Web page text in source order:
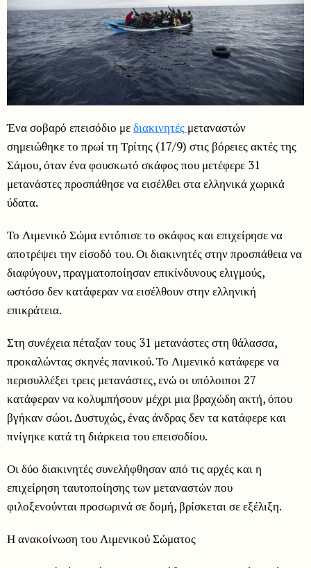
Ένα σοβαρό επεισόδιο μεδιακινητές μεταναστών
σημειώθηκε το πρωί τη Τρίτης (17/9) στις βόρειες ακτές της
Σάμου, όταν ένα φουσκωτό σκάφος που μετέφερε 31
μετανάστες προσπάθησε να εισέλθει στα ελληνικά χωρικά
ύδατα.
Το Λιμενικό Σώμα εντόπισε το σκάφος και επιχείρησε να
αποτρέψει την είσοδό του. Οι διακινητές στην προσπάθεια να
διαφύγουν, πραγματοποίησαν επικίνδυνους ελιγμούς,
ωστόσο δεν κατάφεραν να εισέλθουν στην ελληνική
επικράτεια.
Στη συνέχεια πέταξαν τους 31 μετανάστες στη θάλασσα,
προκαλώντας σκηνές πανικού. Το Λιμενικό κατάφερε να
περισυλλέξει τρεις μετανάστες, ενώ οι υπόλοιποι 27
κατάφεραν να κολυμπήσουν μέχρι μια βραχώδη ακτή, όπου
βγήκαν σώοι. Δυστυχώς, ένας άνδρας δεν τα κατάφερε και
πνίγηκε κατά τη διάρκεια του επεισοδίου.
Οι δύο διακινητές συνελήφθησαν από τις αρχές και η
επιχείρηση ταυτοποίησης των μεταναστών που
φιλοξενούνται προσωρινά σε δομή, βρίσκεται σε εξέλιξη.
Η ανακοίνωση του Λιμενικού Σώματος